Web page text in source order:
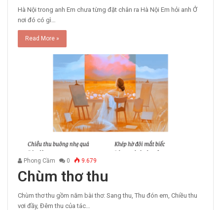
Hà Nội trong anh Em chưa từng đặt chân ra Hà Nội Em hỏi anh Ở
nơi đó có gì…
Read More »
Phong Cầm 0 9.679
Chùm thơ thu
Chùm thơ thu gồm năm bài thơ: Sang thu, Thu đón em, Chiều thu
vơi đầy, Đêm thu của tác…